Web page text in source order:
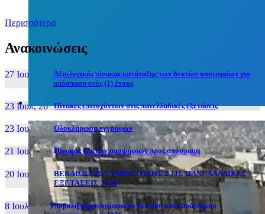
Περισσότερα
Ανακοινώσεις
27 Ιουν, 26
Αξιολογικός πίνακας κατάταξης των δεκτών υποψηφίων για
απόσπαση ενός (1) έτους
23 Ιουλ, 26 Πίνακες επιτυχόντων στις πανελλαδικές εξετάσεις
23 Ιουλ, 26 Ολοκλήρωση εγγραφών
21 Ιουλ, 26 Πίνακας δεκτών υποψήφιων προς απόσπαση
20 Ιουλ, 26
ΒΕΒΑΙΩΣΕΙΣ ΣΥΜΜΕΤΟΧΗΣ ΣΤΙΣ ΠΑΝΕΛΛΑΔΙΚΕΣ
ΕΞΕΤΑΣΕΙΣ 2026
8 Ιουλ, 26
Υποβολή μηχανογραφικού δελτίου και παράλληλου